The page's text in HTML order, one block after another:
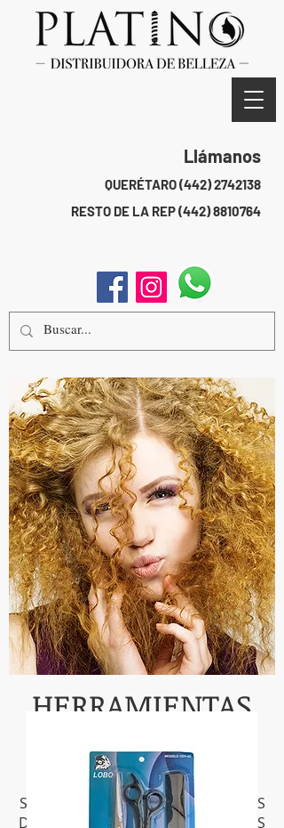
Llámanos
QUERÉTARO(442) 2742138
RESTO DE LA REP(442) 8810764
HERRAMIENTAS
CEPILLOS. TODOS NUESTROS
COMPLEMENTOS SON
SELECCIONADOS ENTRE LAS MARCAS
DE MAYOR CALIDAD PARA NUESTROS